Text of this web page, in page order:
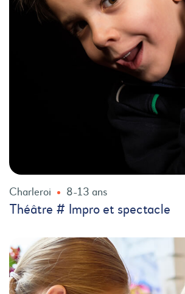
Charleroi 8-13 ans
Théâtre # Impro et spectacle